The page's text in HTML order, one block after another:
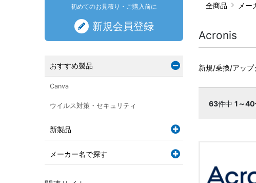
全商品 メー
Acronis
新規/乗換/アップ
63件中 1～40
初めてのお見積り・ご購入前に
新規会員登録
おすすめ製品
Canva
ウイルス対策・セキュリティ
新製品
メーカー名で探す